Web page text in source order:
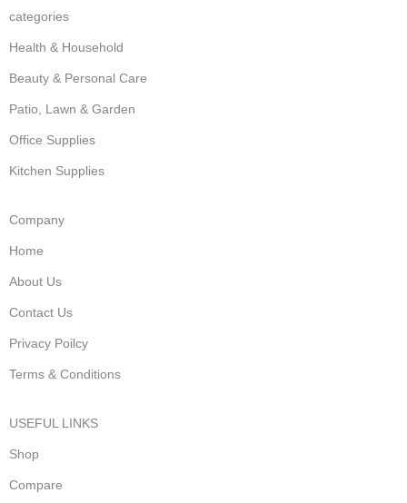
categories
Health & Household
Beauty & Personal Care
Patio, Lawn & Garden
Office Supplies
Kitchen Supplies
Company
Home
About Us
Contact Us
Privacy Poilcy
Terms & Conditions
USEFUL LINKS
Shop
Compare